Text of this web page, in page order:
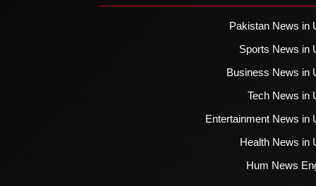
Pakistan News in
Sports News in
Business News in
Tech News in
Entertainment News in
Health News in
Hum News